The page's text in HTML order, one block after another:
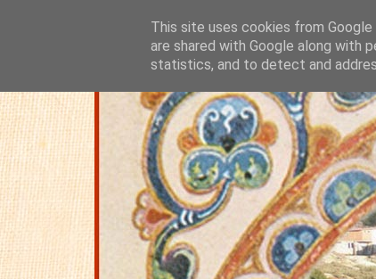
This site uses cookies from
are shared with Google along with
statistics, and to detect and